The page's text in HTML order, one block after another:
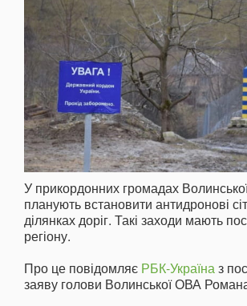
У прикордонних громадах
планують встановити антидронові
ділянках доріг. Такі заходи мають
регіону.
Про це повідомляє РБК-Україназ
заяву голови Волинської ОВА